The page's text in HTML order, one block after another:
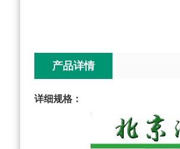
产品详情
详细规格：